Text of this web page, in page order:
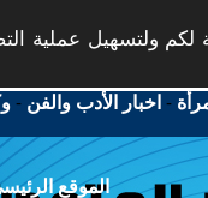
ولتسهيل عملية
- اخبار الأدب والفن -
الموقع